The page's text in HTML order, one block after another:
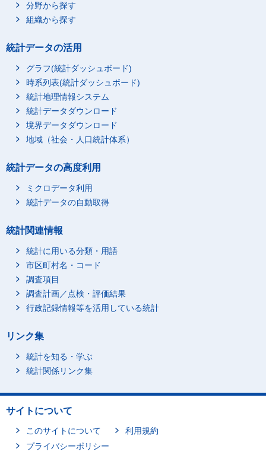
分野から探す
組織から探す
統計データの活用
グラフ(統計ダッシュボード)
時系列表(統計ダッシュボード)
統計地理情報システム
統計データダウンロード
境界データダウンロード
地域（社会・人口統計体系）
統計データの高度利用
ミクロデータ利用
統計データの自動取得
統計関連情報
統計に用いる分類・用語
市区町村名・コード
調査項目
調査計画／点検・評価結果
行政記録情報等を活用している統計
リンク集
統計を知る・学ぶ
統計関係リンク集
サイトについて
このサイトについて
利用規約
プライバシーポリシー